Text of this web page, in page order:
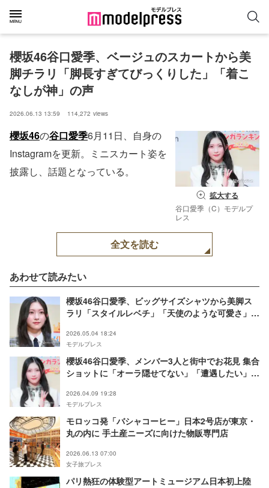
櫻坂46谷口愛季、ベージュのスカートから美
脚チラリ「脚長すぎてびっくりした」「着こ
なしが神」の声
2026.06.13 13:59 114,272 views
拡大する
谷口愛季（C）モデルプ
レス
櫻坂46の谷口愛季6月11日、自身の
Instagramを更新。ミニスカート姿を
披露し、話題となっている。
全文を読む
あわせて読みたい
櫻坂46谷口愛季、ビッグサイズシャツから美脚ス
ラリ「スタイルレベチ」「天使のような可愛さ」と
2026.05.04 18:24
モデルプレス
櫻坂46谷口愛季、メンバー3人と街中でお花見 集合
ショットに「オーラ隠せてない」「遭遇したい」の
2026.04.09 19:28
モデルプレス
モロッコ発「バシャコーヒー」日本2号店が東京・
丸の内に 手土産ニーズに向けた物販専門店
2026.06.13 07:00
女子旅プレス
パリ熱狂の体験型アートミュージアム日本初上陸